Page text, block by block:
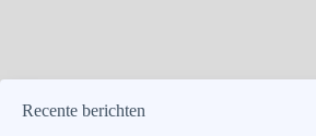
Recente berichten